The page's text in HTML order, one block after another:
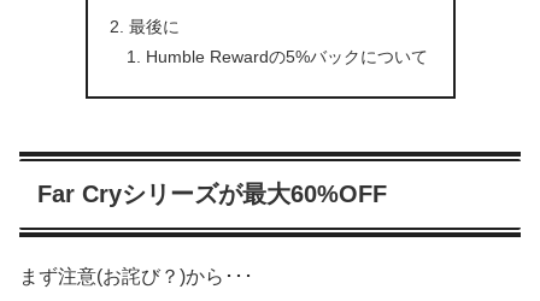
最後に
Humble Rewardの5%バックについて
Far Cryシリーズが最大60%OFF
まず注意(お詫び？)から･･･